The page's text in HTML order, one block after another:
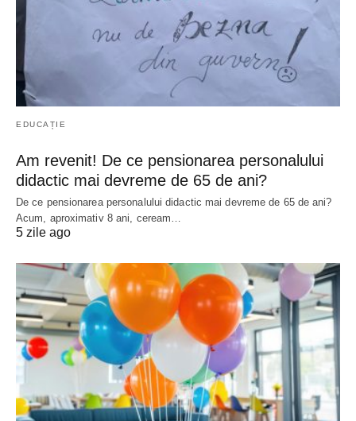
EDUCAȚIE
Am revenit! De ce pensionarea personalului
didactic mai devreme de 65 de ani?
De ce pensionarea personalului didactic mai devreme de 65 de ani?
Acum, aproximativ 8 ani, ceream…
5 zile ago